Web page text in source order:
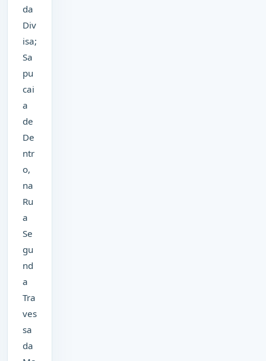
da
Div
isa;
Sa
pu
cai
a
de
De
ntr
o,
na
Ru
a
Se
gu
nd
a
Tra
ves
sa
da